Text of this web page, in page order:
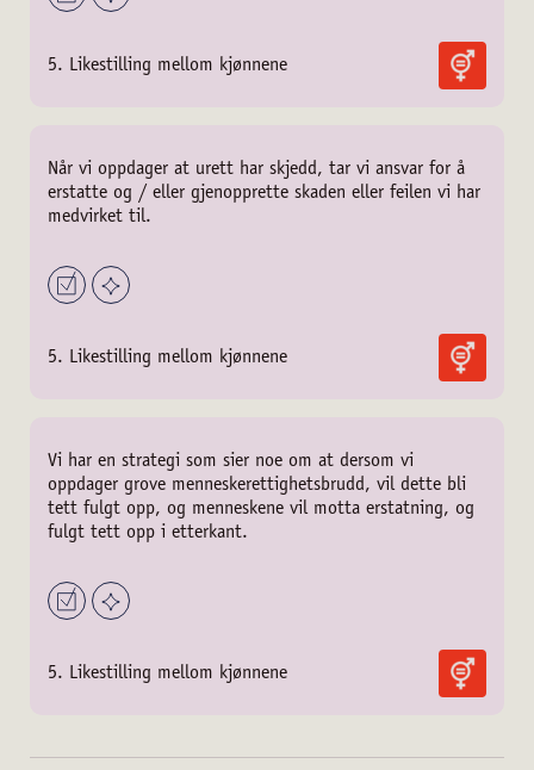
5. Likestilling mellom kjønnene
Når vi oppdager at urett har skjedd, tar vi ansvar for å
erstatte og / eller gjenopprette skaden eller feilen vi har
medvirket til.
5. Likestilling mellom kjønnene
Vi har en strategi som sier noe om at dersom vi
oppdager grove menneskerettighetsbrudd, vil dette bli
tett fulgt opp, og menneskene vil motta erstatning, og
fulgt tett opp i etterkant.
5. Likestilling mellom kjønnene